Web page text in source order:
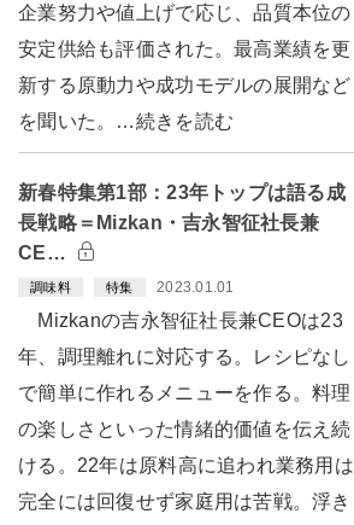
企業努力や値上げで応じ、品質本位の
安定供給も評価された。最高業績を更
新する原動力や成功モデルの展開など
を聞いた。…続きを読む
新春特集第1部：23年トップは語る成
長戦略＝Mizkan・吉永智征社長兼
CE…
調味料 特集 2023.01.01
Mizkanの吉永智征社長兼CEOは23
年、調理離れに対応する。レシピなし
で簡単に作れるメニューを作る。料理
の楽しさといった情緒的価値を伝え続
ける。22年は原料高に追われ業務用は
完全には回復せず家庭用は苦戦。浮き